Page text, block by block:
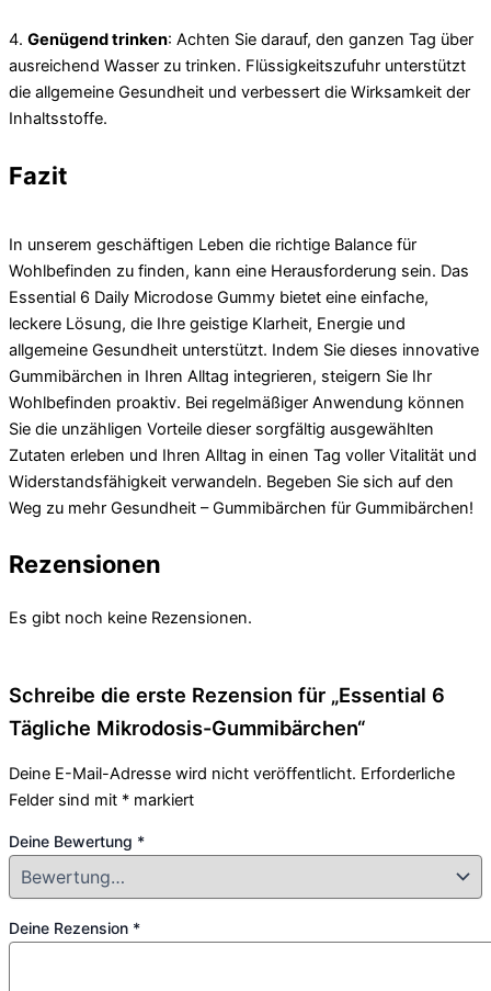
4. Genügend trinken: Achten Sie darauf, den ganzen Tag über
ausreichend Wasser zu trinken. Flüssigkeitszufuhr unterstützt
die allgemeine Gesundheit und verbessert die Wirksamkeit der
Inhaltsstoffe.
Fazit
In unserem geschäftigen Leben die richtige Balance für
Wohlbefinden zu finden, kann eine Herausforderung sein. Das
Essential 6 Daily Microdose Gummy bietet eine einfache,
leckere Lösung, die Ihre geistige Klarheit, Energie und
allgemeine Gesundheit unterstützt. Indem Sie dieses innovative
Gummibärchen in Ihren Alltag integrieren, steigern Sie Ihr
Wohlbefinden proaktiv. Bei regelmäßiger Anwendung können
Sie die unzähligen Vorteile dieser sorgfältig ausgewählten
Zutaten erleben und Ihren Alltag in einen Tag voller Vitalität und
Widerstandsfähigkeit verwandeln. Begeben Sie sich auf den
Weg zu mehr Gesundheit – Gummibärchen für Gummibärchen!
Rezensionen
Es gibt noch keine Rezensionen.
Schreibe die erste Rezension für „Essential 6
Tägliche Mikrodosis-Gummibärchen“
Deine E-Mail-Adresse wird nicht veröffentlicht. Erforderliche
Felder sind mit * markiert
Deine Bewertung *
Deine Rezension *